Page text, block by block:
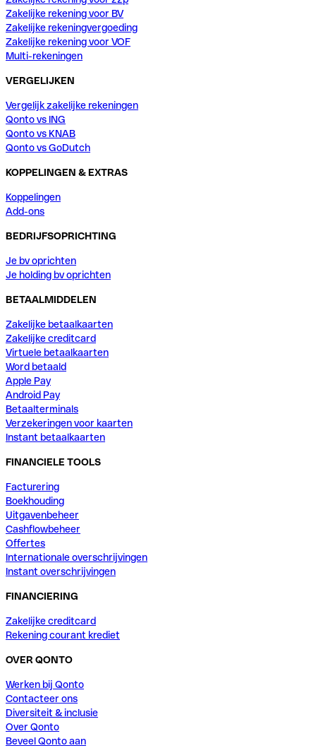
Zakelijke rekening voor BV
Zakelijke rekeningvergoeding
Zakelijke rekening voor VOF
Multi-rekeningen
VERGELIJKEN
Vergelijk zakelijke rekeningen
Qonto vs ING
Qonto vs KNAB
Qonto vs GoDutch
KOPPELINGEN & EXTRAS
Koppelingen
Add-ons
BEDRIJFSOPRICHTING
Je bv oprichten
Je holding bv oprichten
BETAALMIDDELEN
Zakelijke betaalkaarten
Zakelijke creditcard
Virtuele betaalkaarten
Word betaald
Apple Pay
Android Pay
Betaalterminals
Verzekeringen voor kaarten
Instant betaalkaarten
FINANCIELE TOOLS
Facturering
Boekhouding
Uitgavenbeheer
Cashflowbeheer
Offertes
Internationale overschrijvingen
Instant overschrijvingen
FINANCIERING
Zakelijke creditcard
Rekening courant krediet
OVER QONTO
Werken bij Qonto
Contacteer ons
Diversiteit & inclusie
Over Qonto
Beveel Qonto aan